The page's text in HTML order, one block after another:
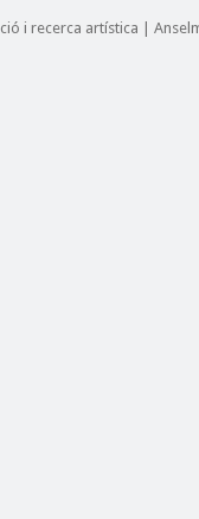
i recerca artística |